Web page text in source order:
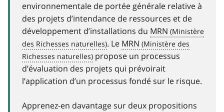
environnementale de portée générale relative à
des projets d’intendance de ressources et de
développement d’installations du MRN
. Le MRN
propose un processus
d’évaluation des projets qui prévoirait
l’application d’un processus fondé sur le risque.
Apprenez-en davantage sur deux propositions